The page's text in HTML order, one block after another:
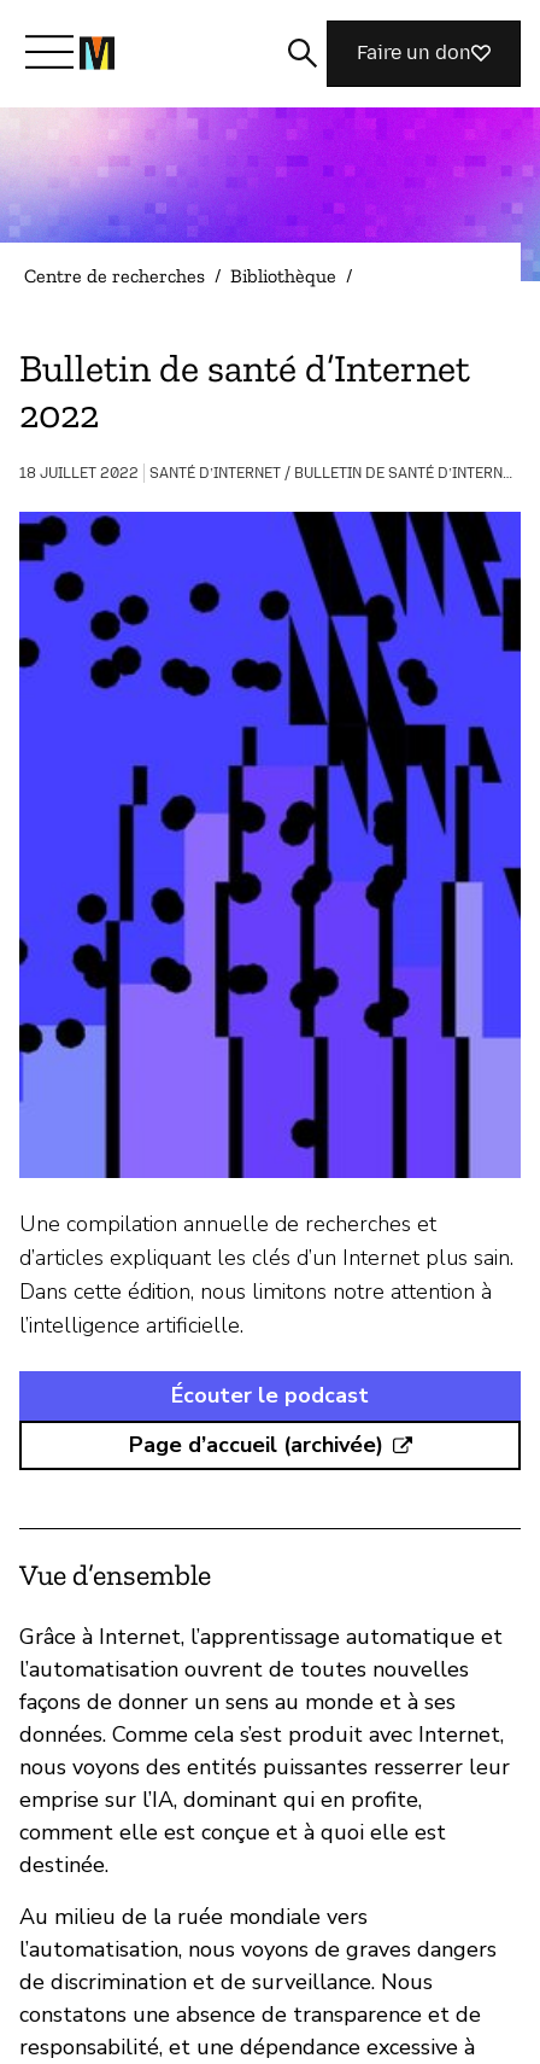
Découvrir Mozilla
Nos initiatives
Magazine
Faire un don
Centre de recherches / Bibliothèque /
Bulletin de santé d’Internet
2022
18 JUILLET 2022 SANTÉ D’INTERNET / BULLETIN DE SANTÉ D’INTERNET / ÉQUITÉ, RESPONSABILITÉ ET TRANSPARENCE DE L’IA
Une compilation annuelle de recherches et
d’articles expliquant les clés d’un Internet plus sain.
Dans cette édition, nous limitons notre attention à
l’intelligence artificielle.
Écouter le podcast
Page d’accueil (archivée)
Vue d’ensemble
Grâce à Internet, l’apprentissage automatique et
l’automatisation ouvrent de toutes nouvelles
façons de donner un sens au monde et à ses
données. Comme cela s’est produit avec Internet,
nous voyons des entités puissantes resserrer leur
emprise sur l’IA, dominant qui en profite,
comment elle est conçue et à quoi elle est
destinée.
Au milieu de la ruée mondiale vers
l’automatisation, nous voyons de graves dangers
de discrimination et de surveillance. Nous
constatons une absence de transparence et de
responsabilité, et une dépendance excessive à